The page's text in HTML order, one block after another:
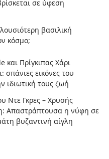
σε ύφεση
βασιλική
κόσμο;
και Πρίγκιπας Χάρι
σπάνιες εικόνες του
ιδιωτική τους ζωή
Ντε Γκρες – Χρυσής
Απαστράπτουσα η νύφη σε
βυζαντινή αίγλη